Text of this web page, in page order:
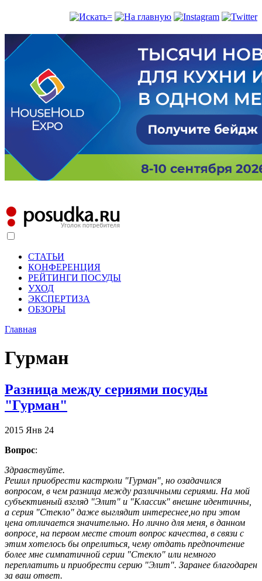
СТАТЬИ
КОНФЕРЕНЦИЯ
РЕЙТИНГИ ПОСУДЫ
УХОД
ЭКСПЕРТИЗА
ОБЗОРЫ
Главная
Гурман
Разница между сериями посуды
"Гурман"
2015 Янв 24
Вопрос:
Здравствуйте.
Решил приобрести кастрюли "Гурман", но озадачился
вопросом, в чем разница между различными сериями. На мой
субъективный взгляд "Элит" и "Классик" внешне идентичны,
а серия "Стекло" даже выглядит интереснее,но при этом
цена отличается значительно. Но лично для меня, в данном
вопросе, на первом месте стоит вопрос качества, в связи с
этим хотелось бы опрелиться, чему отдать предпочтение
более мне симпатичной серии "Стекло" или немного
переплатить и приобрести серию "Элит". Заранее благодарен
за ваш ответ.